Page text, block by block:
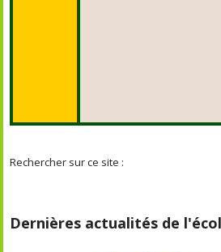
Rechercher sur ce site :
Dernières actualités de